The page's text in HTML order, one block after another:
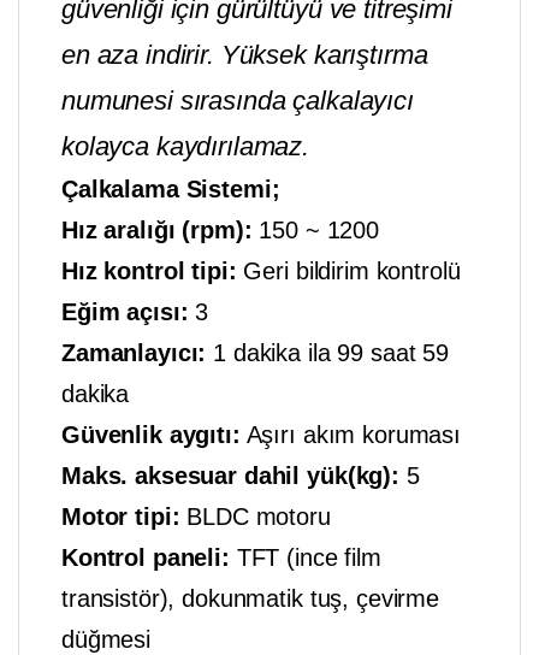
güvenliği için gürültüyü ve titreşimi
en aza indirir. Yüksek karıştırma
numunesi sırasında çalkalayıcı
kolayca kaydırılamaz.
Çalkalama Sistemi;
Hız aralığı (rpm): 150 ~ 1200
Hız kontrol tipi: Geri bildirim kontrolü
Eğim açısı: 3
Zamanlayıcı: 1 dakika ila 99 saat 59
dakika
Güvenlik aygıtı: Aşırı akım koruması
Maks. aksesuar dahil yük(kg): 5
Motor tipi: BLDC motoru
Kontrol paneli: TFT (ince film
transistör), dokunmatik tuş, çevirme
düğmesi